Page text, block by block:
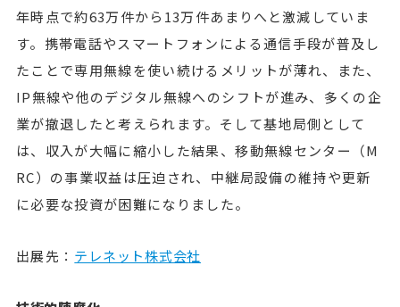
年時点で約63万件から13万件あまりへと激減していま
す。携帯電話やスマートフォンによる通信手段が普及し
たことで専用無線を使い続けるメリットが薄れ、また、
IP無線や他のデジタル無線へのシフトが進み、多くの企
業が撤退したと考えられます。そして基地局側として
は、収入が大幅に縮小した結果、移動無線センター（M
RC）の事業収益は圧迫され、中継局設備の維持や更新
に必要な投資が困難になりました。
出展先： テレネット株式会社